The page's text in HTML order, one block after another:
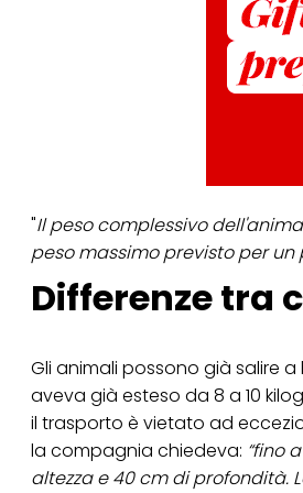
"Il peso complessivo
peso massimo previsto per
Differenze tra
Gli animali possono già salire
aveva già esteso da 8 a 10
il trasporto è vietato ad
la compagnia chiedeva: “fino
altezza e 40 cm di